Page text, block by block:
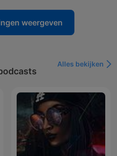
weergeven
Alles bekijken